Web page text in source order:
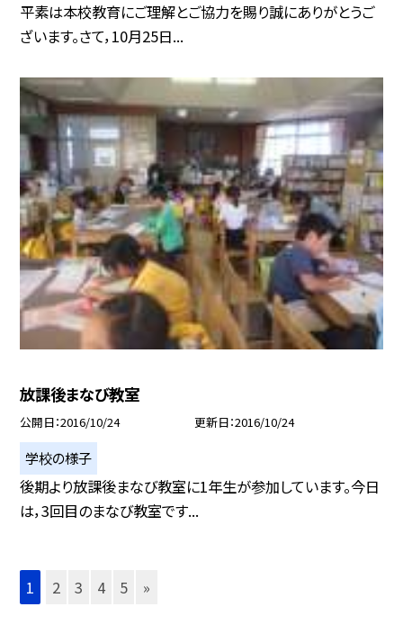
平素は本校教育にご理解とご協力を賜り誠にありがとうご
ざいます。さて，10月25日...
放課後まなび教室
公開日 2016/10/24 更新日 2016/10/24
学校の様子
後期より放課後まなび教室に1年生が参加しています。今日
は，3回目のまなび教室です...
1 2 3 4 5 »